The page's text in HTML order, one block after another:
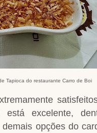
Tapioca do restaurante Carro de Boi
está excelente,
opções do